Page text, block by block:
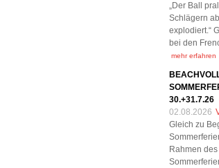
„Der Ball
Schlägern
explodiert.“
bei den
mehr erfahren
30.+31.7.26
02.08.2026
Gleich zu
Rahmen